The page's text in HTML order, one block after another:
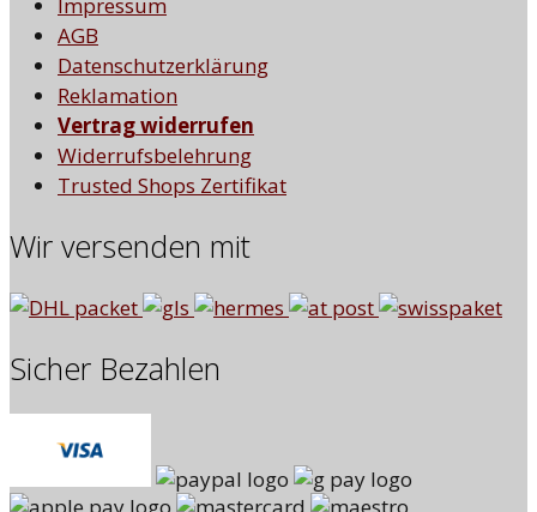
AGB
Datenschutzerklärung
Reklamation
Vertrag widerrufen
Widerrufsbelehrung
Trusted Shops Zertifikat
Wir versenden mit
Sicher Bezahlen